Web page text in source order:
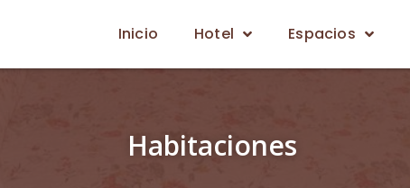
Inicio Hotel Espacios
Habitaciones